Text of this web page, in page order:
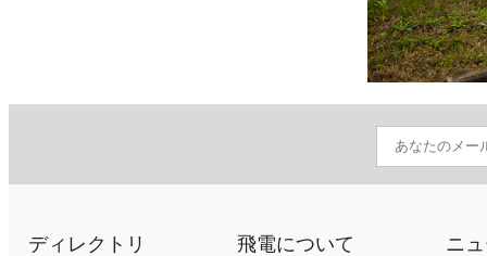
ディレクトリ 飛電について ニ